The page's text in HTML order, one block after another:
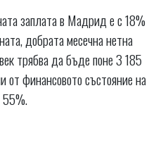
заплата в Мадрид е с 18%
добрата месечна нетна
трябва да бъде поне 3 185
от финансовото състояние на
55%.